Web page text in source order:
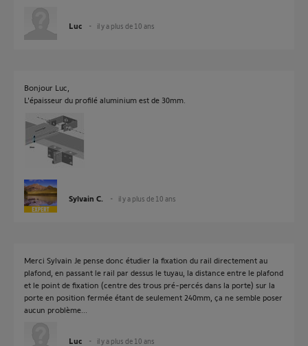
Luc il y a plus de 10 ans
Bonjour Luc,
L'épaisseur du profilé aluminium est de 30mm.
Sylvain C. il y a plus de 10 ans
Merci Sylvain Je pense donc étudier la fixation du rail directement au
plafond, en passant le rail par dessus le tuyau, la distance entre le plafond
et le point de fixation (centre des trous pré-percés dans la porte) sur la
porte en position fermée étant de seulement 240mm, ça ne semble poser
aucun problème...
Luc il y a plus de 10 ans